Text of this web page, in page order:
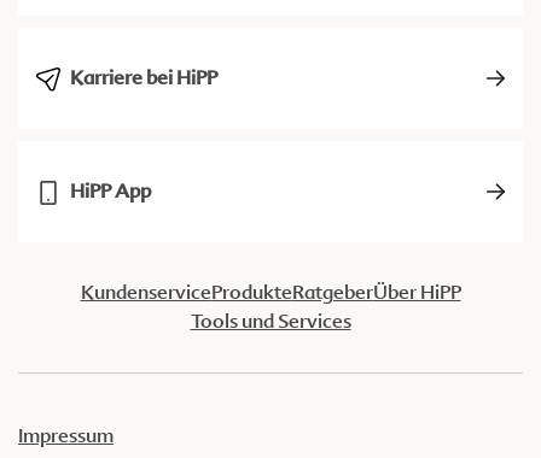
Karriere bei HiPP
HiPP App
KundenserviceProdukteRatgeberÜber HiPP
Tools und Services
Impressum